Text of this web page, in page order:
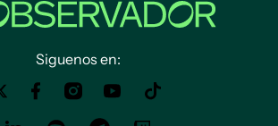
Siguenos en: